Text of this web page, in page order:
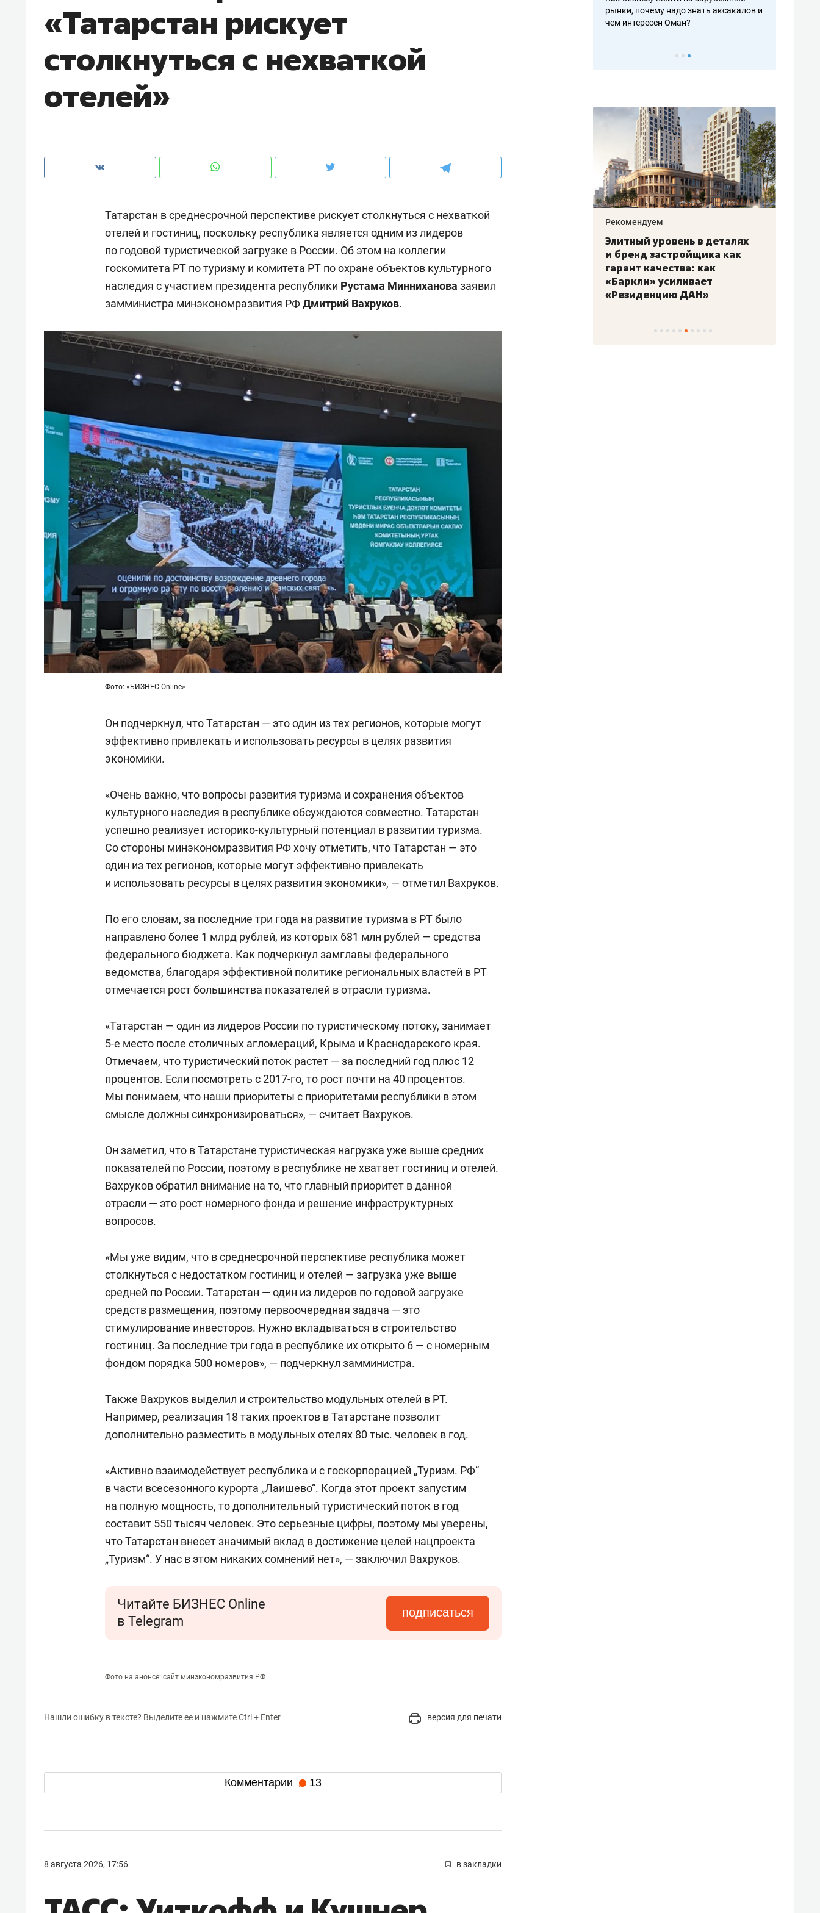
«Татарстан рискует
столкнуться с нехваткой
отелей»
Татарстан в среднесрочной перспективе рискует столкнуться с нехваткой
отелей и гостиниц, поскольку республика является одним из лидеров
по годовой туристической загрузке в России. Об этом на коллегии
госкомитета РТ по туризму и комитета РТ по охране объектов культурного
наследия с участием президента республики Рустама Минниханова заявил
замминистра минэкономразвития РФДмитрий Вахруков.
Фото: «БИЗНЕС Online»
Он подчеркнул, что Татарстан — это один из тех регионов, которые могут
эффективно привлекать и использовать ресурсы в целях развития
экономики.
«Очень важно, что вопросы развития туризма и сохранения объектов
культурного наследия в республике обсуждаются совместно. Татарстан
успешно реализует историко-культурный потенциал в развитии туризма.
Со стороны минэкономразвития РФ хочу отметить, что Татарстан — это
один из тех регионов, которые могут эффективно привлекать
и использовать ресурсы в целях развития экономики», — отметил Вахруков.
По его словам, за последние три года на развитие туризма в РТ было
направлено более 1 млрд рублей, из которых 681 млн рублей — средства
федерального бюджета. Как подчеркнул замглавы федерального
ведомства, благодаря эффективной политике региональных властей в РТ
отмечается рост большинства показателей в отрасли туризма.
«Татарстан — один из лидеров России по туристическому потоку, занимает
5-е место после столичных агломераций, Крыма и Краснодарского края.
Отмечаем, что туристический поток растет — за последний год плюс 12
процентов. Если посмотреть с 2017-го, то рост почти на 40 процентов.
Мы понимаем, что наши приоритеты с приоритетами республики в этом
смысле должны синхронизироваться», — считает Вахруков.
Он заметил, что в Татарстане туристическая нагрузка уже выше средних
показателей по России, поэтому в республике не хватает гостиниц и отелей.
Вахруков обратил внимание на то, что главный приоритет в данной
отрасли — это рост номерного фонда и решение инфраструктурных
вопросов.
«Мы уже видим, что в среднесрочной перспективе республика может
столкнуться с недостатком гостиниц и отелей — загрузка уже выше
средней по России. Татарстан — один из лидеров по годовой загрузке
средств размещения, поэтому первоочередная задача — это
стимулирование инвесторов. Нужно вкладываться в строительство
гостиниц. За последние три года в республике их открыто 6 — с номерным
фондом порядка 500 номеров», — подчеркнул замминистра.
Также Вахруков выделил и строительство модульных отелей в РТ.
Например, реализация 18 таких проектов в Татарстане позволит
дополнительно разместить в модульных отелях 80 тыс. человек в год.
«Активно взаимодействует республика и с госкорпорацией „Туризм. РФ“
в части всесезонного курорта „Лаишево“. Когда этот проект запустим
на полную мощность, то дополнительный туристический поток в год
составит 550 тысяч человек. Это серьезные цифры, поэтому мы уверены,
что Татарстан внесет значимый вклад в достижение целей нацпроекта
„Туризм“. У нас в этом никаких сомнений нет», — заключил Вахруков.
Читайте БИЗНЕС Online
в Telegram
подписаться
Фото на анонсе: сайт минэкономразвития РФ
Нашли ошибку в тексте? Выделите ее и нажмите Ctrl + Enter версия для печати
Комментарии 13
8 августа 2026, 17:56 в закладки
чем интересен Оман?
клиентах и чудных запросах мастеров
рынки, почему надо знать аксакалов и
чем интересен Оман?
Рекомендуем
Мексика, рок-концерт
и вагон с чак-чаком: как
в Менделеевске прошла
«Гонка Героев»
Рекомендуем
«Прорывы случались каждые
30 метров»: как «Водоканал»
лечит подземные артерии
Казани
Рекомендуем
Не только про еду: как
гастрокомплекс «Кайт»
задает новый ритм
набережной Казанки
Рекомендуем
Элитный уровень в деталях
и бренд застройщика как
гарант качества: как
«Баркли» усиливает
«Резиденцию ДАН»